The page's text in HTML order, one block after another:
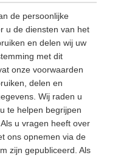
de persoonlijke
u de diensten van het
en delen wij uw
met dit
onze voorwaarden
delen en
Wij raden u
te helpen begrijpen
u vragen heeft over
ons opnemen via de
zijn gepubliceerd. Als